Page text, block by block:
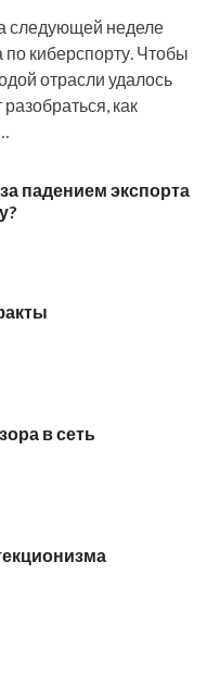
следующей неделе
киберспорту. Чтобы
отрасли удалось
как
падением экспорта
в сеть